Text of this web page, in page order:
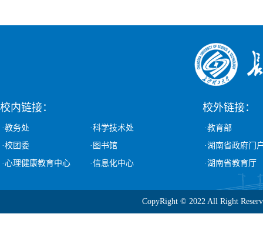
校内链接：
·教务处
·科学技术处
·校团委
·图书馆
·心理健康教育中心
·信息化中心
校外链接：
·教育部
·湖南省政府门
·湖南省教育厅
CopyRight © 2022 All Right